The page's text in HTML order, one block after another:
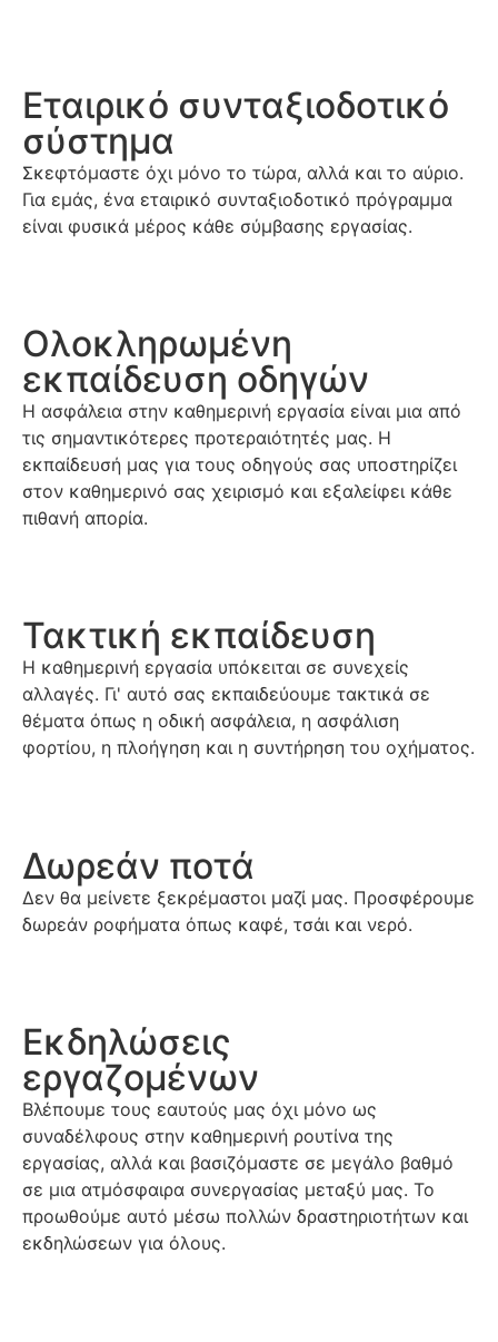
Εταιρικό συνταξιοδοτικό
σύστημα
Σκεφτόμαστε όχι μόνο το τώρα, αλλά και το αύριο.
Για εμάς, ένα εταιρικό συνταξιοδοτικό πρόγραμμα
είναι φυσικά μέρος κάθε σύμβασης εργασίας.
Ολοκληρωμένη
εκπαίδευση οδηγών
Η ασφάλεια στην καθημερινή εργασία είναι μια από
τις σημαντικότερες προτεραιότητές μας. Η
εκπαίδευσή μας για τους οδηγούς σας υποστηρίζει
στον καθημερινό σας χειρισμό και εξαλείφει κάθε
πιθανή απορία.
Τακτική εκπαίδευση
Η καθημερινή εργασία υπόκειται σε συνεχείς
αλλαγές. Γι' αυτό σας εκπαιδεύουμε τακτικά σε
θέματα όπως η οδική ασφάλεια, η ασφάλιση
φορτίου, η πλοήγηση και η συντήρηση του οχήματος.
Δωρεάν ποτά
Δεν θα μείνετε ξεκρέμαστοι μαζί μας. Προσφέρουμε
δωρεάν ροφήματα όπως καφέ, τσάι και νερό.
Εκδηλώσεις
εργαζομένων
Βλέπουμε τους εαυτούς μας όχι μόνο ως
συναδέλφους στην καθημερινή ρουτίνα της
εργασίας, αλλά και βασιζόμαστε σε μεγάλο βαθμό
σε μια ατμόσφαιρα συνεργασίας μεταξύ μας. Το
προωθούμε αυτό μέσω πολλών δραστηριοτήτων και
εκδηλώσεων για όλους.